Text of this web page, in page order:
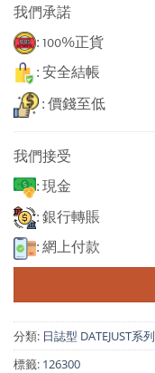
我們承諾
: 100%正貨
: 安全結帳
: 價錢至低
我們接受
: 現金
: 銀行轉賬
: 網上付款
分類: 日誌型 DATEJUST系列
標籤: 126300